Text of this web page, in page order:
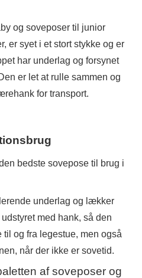
og soveposer til junior
er syet i et stort stykke og er
har underlag og forsynet
er let at rulle sammen og
for transport.
bedste sovepose til brug i
underlag og lækker
med hank, så den
til og fra legestue, men også
når der ikke er sovetid.
af soveposer og